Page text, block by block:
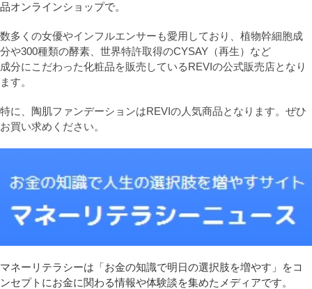
品オンラインショップで。
数多くの女優やインフルエンサーも愛用しており、植物幹細胞成
分や300種類の酵素、世界特許取得のCYSAY（再生）など
成分にこだわった化粧品を販売しているREVIの公式販売店となり
ます。
特に、陶肌ファンデーションはREVIの人気商品となります。ぜひ
お買い求めください。
マネーリテラシーは「お金の知識で明日の選択肢を増やす」をコ
ンセプトにお金に関わる情報や体験談を集めたメディアです。